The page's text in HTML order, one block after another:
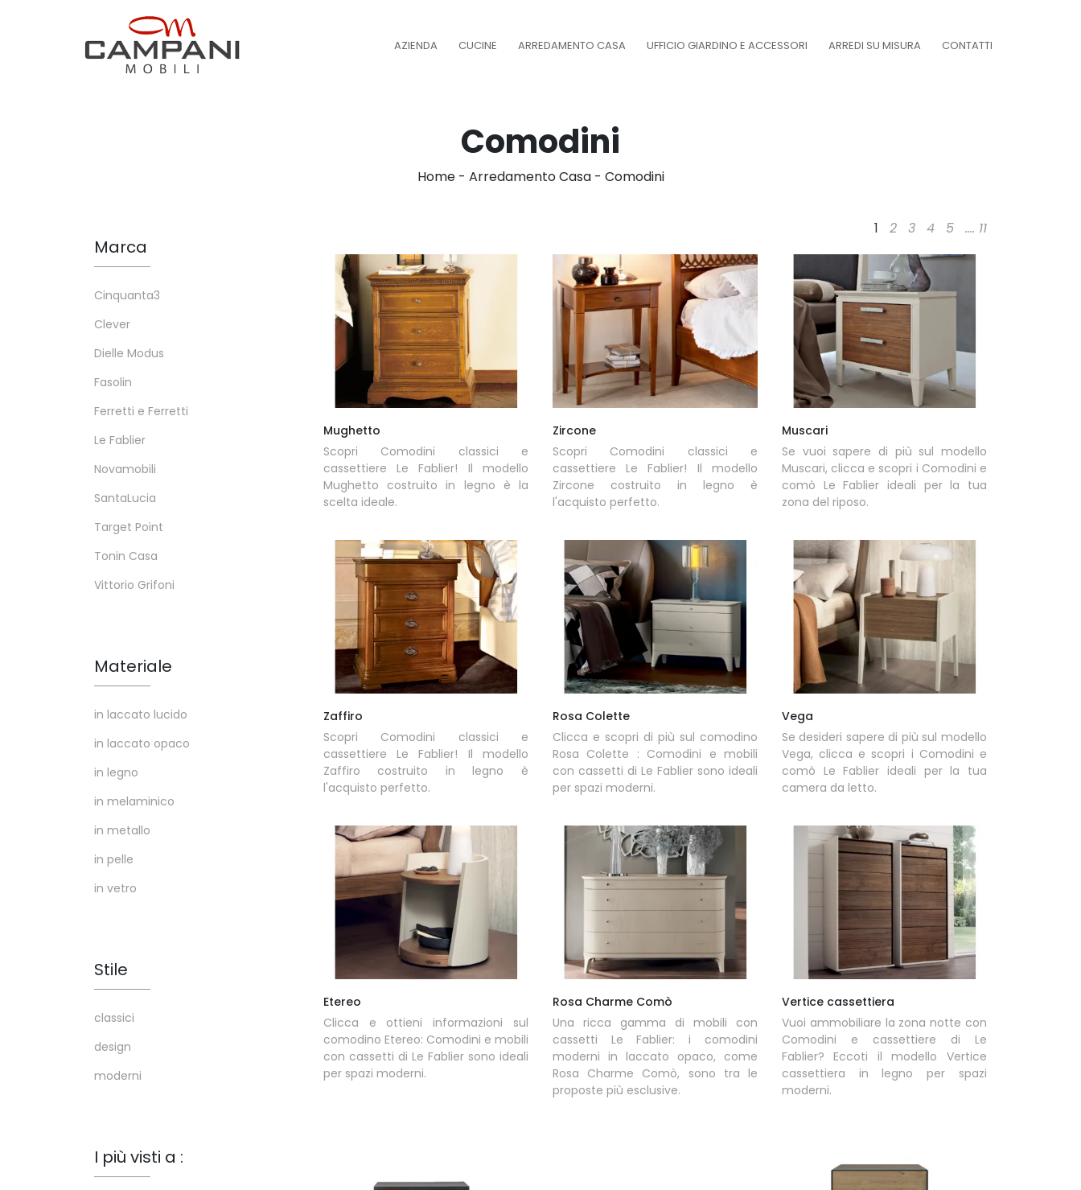
AZIENDA CUCINE ARREDAMENTO CASA UFFICIO GIARDINO E ACCESSORI ARREDI SU MISURA CONTATTI
Comodini
Home- Arredamento Casa - Comodini
1 2 3 4 5 .... 11
Mughetto
Scopri Comodini classici e
cassettiere Le Fablier! Il modello
Mughetto costruito in legno è la
scelta ideale.
Zircone
Scopri Comodini classici e
cassettiere Le Fablier! Il modello
Zircone costruito in legno è
l'acquisto perfetto.
Muscari
Se vuoi sapere di più sul modello
Muscari, clicca e scopri i Comodini e
comò Le Fablier ideali per la tua
zona del riposo.
Zaffiro
Scopri Comodini classici e
cassettiere Le Fablier! Il modello
Zaffiro costruito in legno è
l'acquisto perfetto.
Rosa Colette
Clicca e scopri di più sul comodino
Rosa Colette : Comodini e mobili
con cassetti di Le Fablier sono ideali
per spazi moderni.
Vega
Se desideri sapere di più sul modello
Vega, clicca e scopri i Comodini e
comò Le Fablier ideali per la tua
camera da letto.
Etereo
Clicca e ottieni informazioni sul
comodino Etereo: Comodini e mobili
con cassetti di Le Fablier sono ideali
per spazi moderni.
Rosa Charme Comò
Una ricca gamma di mobili con
cassetti Le Fablier: i comodini
moderni in laccato opaco, come
Rosa Charme Comò, sono tra le
proposte più esclusive.
Vertice cassettiera
Vuoi ammobiliare la zona notte con
Comodini e cassettiere di Le
Fablier? Eccoti il modello Vertice
cassettiera in legno per spazi
moderni.
Marca
Cinquanta3
Clever
Dielle Modus
Fasolin
Ferretti e Ferretti
Le Fablier
Novamobili
SantaLucia
Target Point
Tonin Casa
Vittorio Grifoni
Materiale
in laccato lucido
in laccato opaco
in legno
in melaminico
in metallo
in pelle
in vetro
Stile
classici
design
moderni
I più visti a :